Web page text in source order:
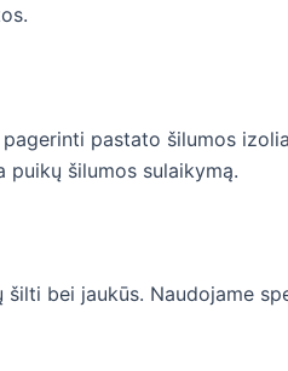
pastato šilumos
šilumos sulaikymą.
bei jaukūs. Naudojame